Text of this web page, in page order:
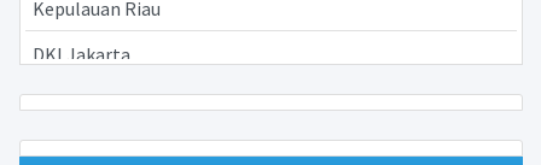
Kepulauan Riau
DKI Jakarta
Jawa Barat
Jawa Tengah